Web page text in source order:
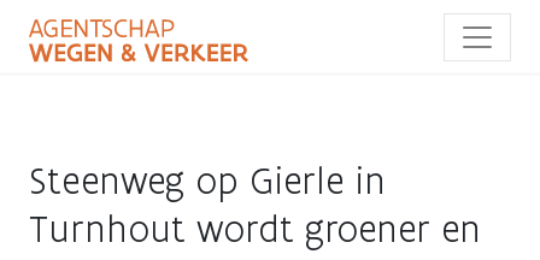
naar
Steenweg op Gierle in
Turnhout wordt groener en